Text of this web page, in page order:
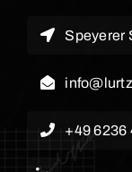
Speyerer
+49 6236